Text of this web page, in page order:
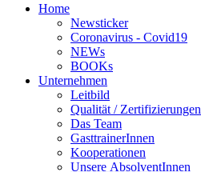
Home
Newsticker
Coronavirus - Covid19
NEWs
BOOKs
Unternehmen
Leitbild
Qualität / Zertifizierungen
Das Team
GasttrainerInnen
Kooperationen
Unsere AbsolventInnen